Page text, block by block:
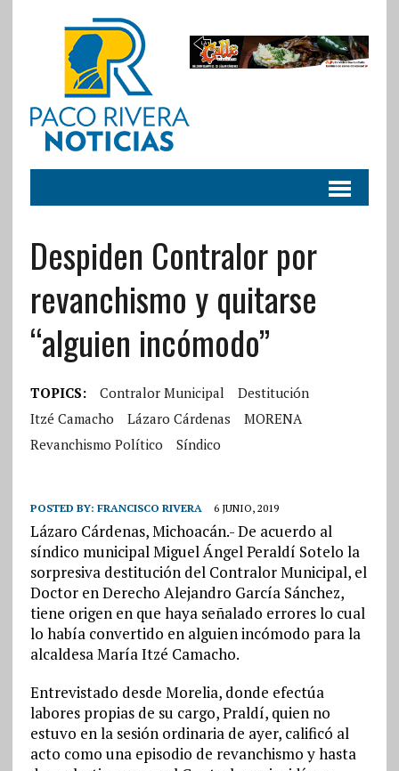
Despiden Contralor por
revanchismo y quitarse
“alguien incómodo”
TOPICS: Contralor Municipal
Destitución
Itzé Camacho
Lázaro Cárdenas
MORENA
Revanchismo Político
Síndico
POSTED BY: FRANCISCO RIVERA 6 JUNIO, 2019
Lázaro Cárdenas, Michoacán.- De acuerdo al
síndico municipal Miguel Ángel Peraldí Sotelo la
sorpresiva destitución del Contralor Municipal, el
Doctor en Derecho Alejandro García Sánchez,
tiene origen en que haya señalado errores lo cual
lo había convertido en alguien incómodo para la
alcaldesa María Itzé Camacho.
Entrevistado desde Morelia, donde efectúa
labores propias de su cargo, Praldí, quien no
estuvo en la sesión ordinaria de ayer, calificó al
acto como una episodio de revanchismo y hasta